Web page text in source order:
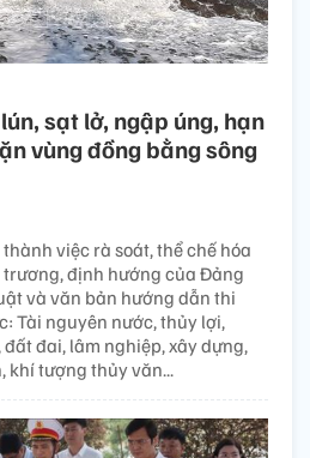
sạt lở, ngập úng, hạn
vùng đồng bằng sông
việc rà soát, thể chế hóa
định hướng của Đảng
và văn bản hướng dẫn thi
Tài nguyên nước, thủy lợi,
đai, lâm nghiệp, xây dựng,
khí tượng thủy văn...